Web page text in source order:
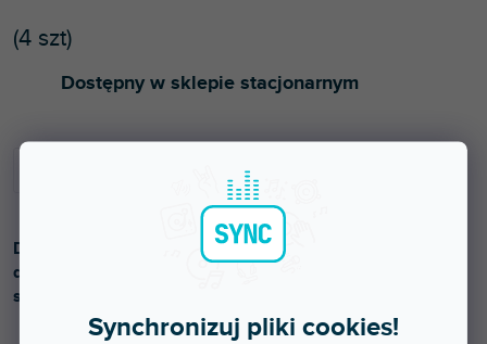
Synchronizuj pliki cookies!
Dostępny w sklepie stacjonarnym
(4 szt)
DJControl Mix to bezprzewodowy kontroler DJ z dwoma
deckami zaprojektowany specjalnie do użytku ze
smartfonami z systemem iOS i Android.